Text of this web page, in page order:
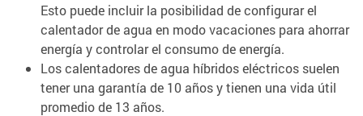
Esto puede incluir la posibilidad de configurar el
calentador de agua en modo vacaciones para ahorrar
energía y controlar el consumo de energía.
Los calentadores de agua híbridos eléctricos suelen
tener una garantía de 10 años y tienen una vida útil
promedio de 13 años.